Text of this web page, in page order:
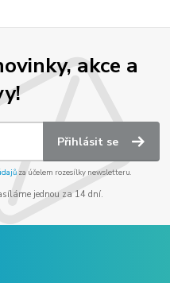
akce a
Přihlásit se
za účelem rozesílky newsletteru.
jednou za 14 dní.